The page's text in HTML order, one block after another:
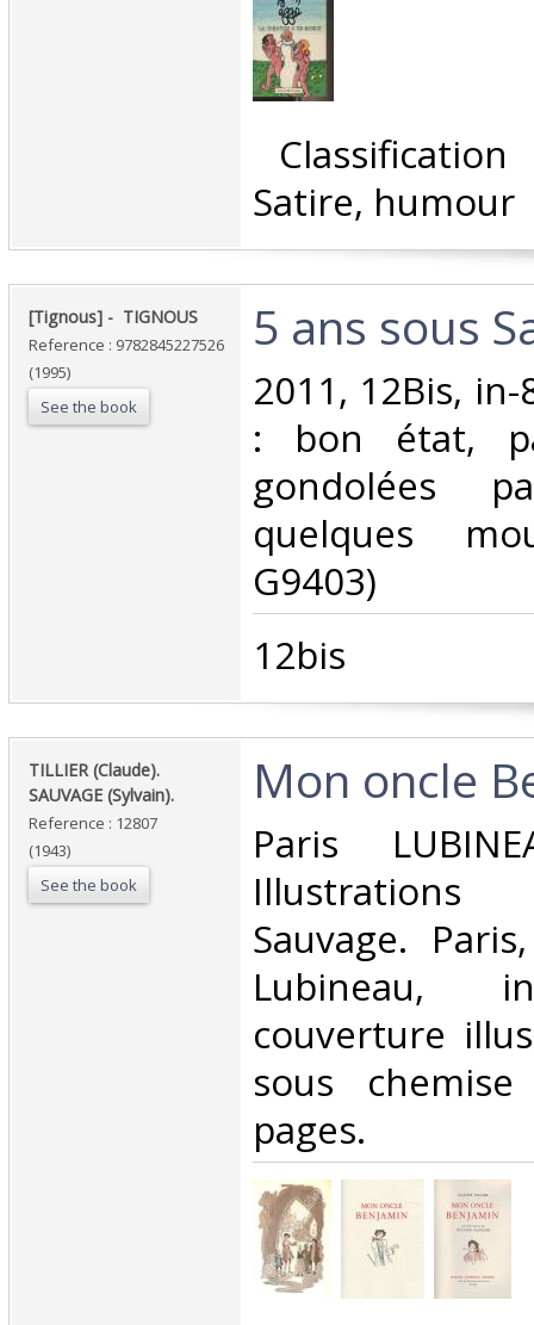
Satire, humour‎
‎[Tignous] - ‎ ‎TIGNOUS‎
Reference : 9782845227526
(1995)
See the book
‎5 ans sous
‎2011, 12Bis,
: bon état,
gondolées
quelques
G9403)‎
‎12bis‎
‎TILLIER (Claude).
SAUVAGE (Sylvain). ‎
Reference : 12807
(1943)
See the book
‎Mon oncle
‎Paris
Sauvage.
Lubineau,
couverture
sous
pages. ‎